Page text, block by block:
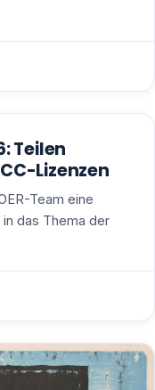
Teilen
Lizenzen
Team eine
das Thema der